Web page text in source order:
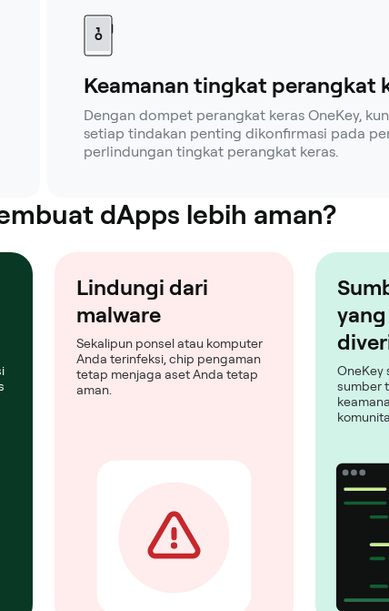
Keamanan tingkat perangkat
Dengan dompet perangkat keras OneKey,
setiap tindakan penting dikonfirmasi pada
perlindungan tingkat perangkat keras.
dApps lebih aman?
Lindungi dari
malware
Sekalipun ponsel atau komputer
Anda terinfeksi, chip pengaman
tetap menjaga aset Anda tetap
aman.
OneKey
sumber